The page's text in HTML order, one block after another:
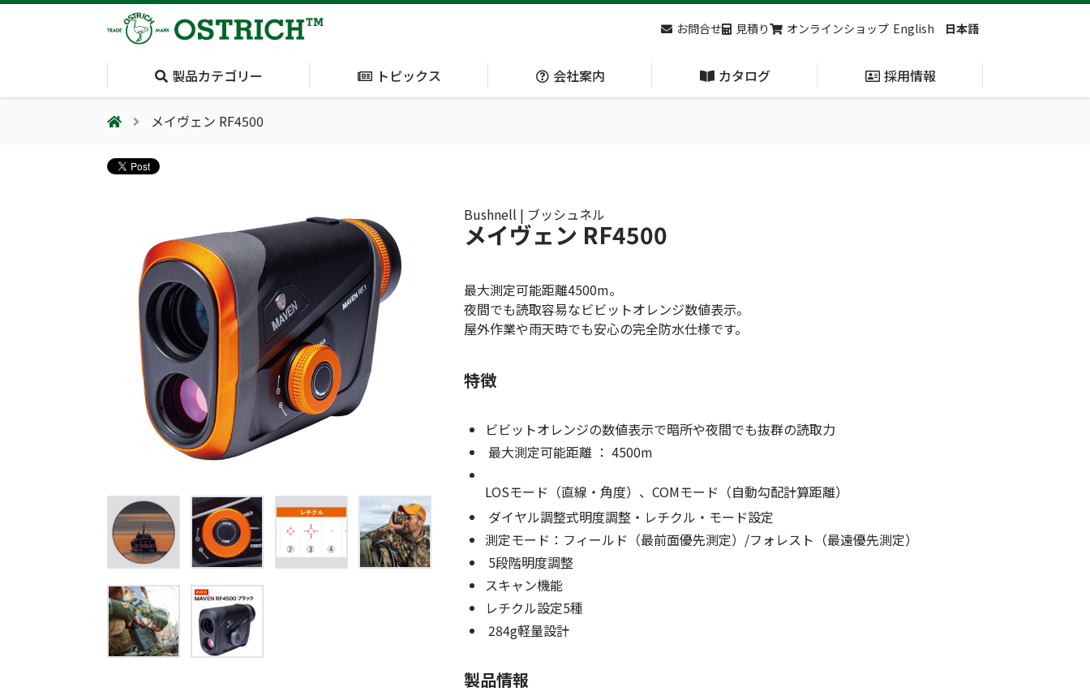
お問合せ 見積り オンラインショップ English 日本語
製品カテゴリー
気道管理
(Airway)
もっと見る
製品をキーワードで検索
トピックス
夏季休業のお知らせ
オーストリッチ熊対策カタログ オーストリッチ防犯カタログ
もっと見る
会社案内
会社概要
カタログ 採用情報
採用情報（外部サイトに移動します）
メイヴェン RF4500
Bushnell | ブッシュネル
メイヴェン RF4500
最大測定可能距離4500m。
夜間でも読取容易なビビットオレンジ数値表示。
屋外作業や雨天時でも安心の完全防水仕様です。
特徴
ビビットオレンジの数値表示で暗所や夜間でも抜群の読取力
最大測定可能距離 ： 4500m
LOSモード（直線・角度）、COMモード（自動勾配計算距離）
ダイヤル調整式明度調整・レチクル・モード設定
測定モード：フィールド（最前面優先測定）/フォレスト（最遠優先測定）
5段階明度調整
スキャン機能
レチクル設定5種
284g軽量設計
製品情報